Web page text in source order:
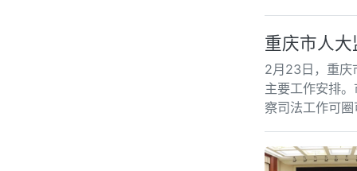
重庆市人
2月23日，重庆
主要工作安排
察司法工作可圈